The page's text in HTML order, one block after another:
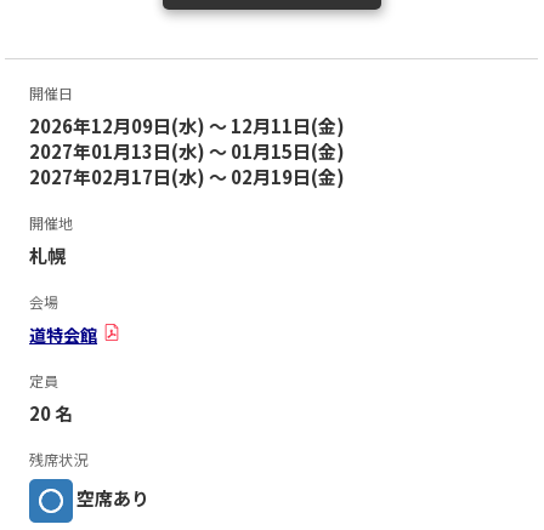
開催日
2026年12月09日(水) ～ 12月11日(金)
2027年01月13日(水) ～ 01月15日(金)
2027年02月17日(水) ～ 02月19日(金)
開催地
札幌
会場
道特会館
定員
20 名
残席状況
空席あり